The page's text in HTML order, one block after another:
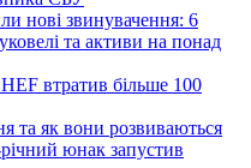
нові звинувачення: 6
та активи на понад
втратив більше 100
та як вони розвиваються
юнак запустив